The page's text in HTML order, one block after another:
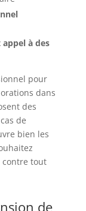
à des
pour
dans
des
de
bien les
contre tout
de